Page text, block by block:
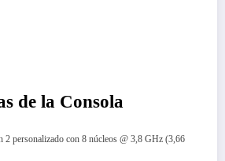
de la Consola
personalizado con 8 núcleos @ 3,8 GHz (3,66